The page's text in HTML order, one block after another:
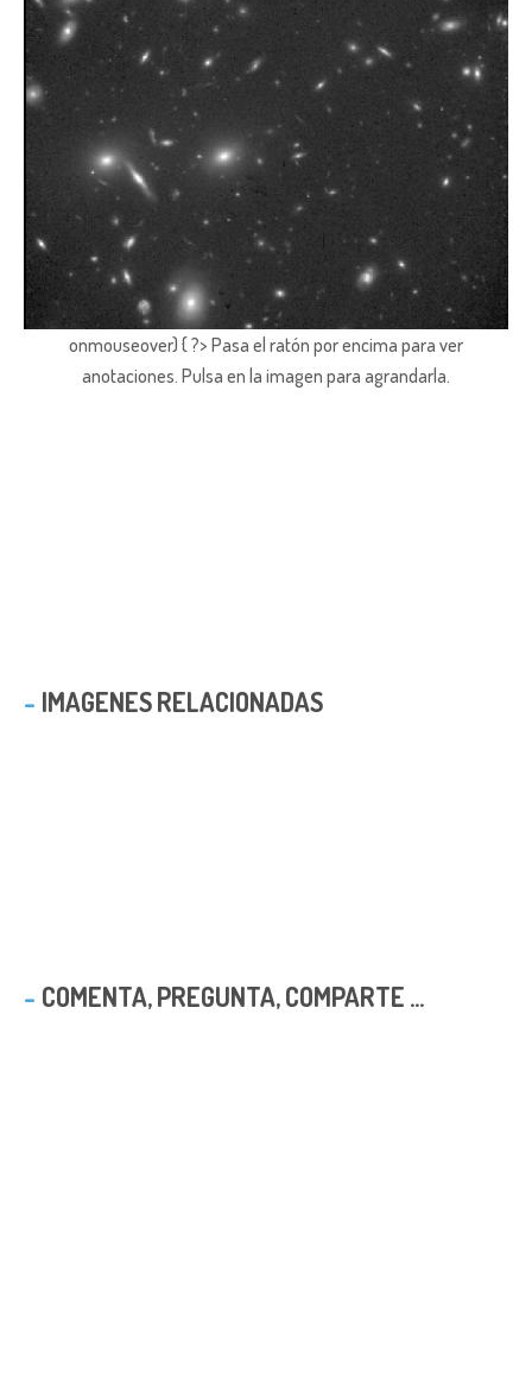
onmouseover) { ?> Pasa el ratón por encima para ver
anotaciones. Pulsa en la imagen para agrandarla.
IMAGENES RELACIONADAS
COMENTA, PREGUNTA, COMPARTE ...